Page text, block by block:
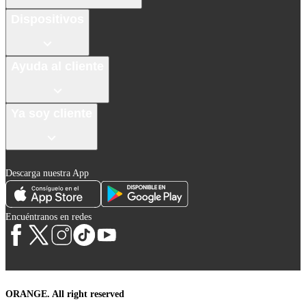
Descarga nuestra App
Encuéntranos en redes
ORANGE. All right reserved